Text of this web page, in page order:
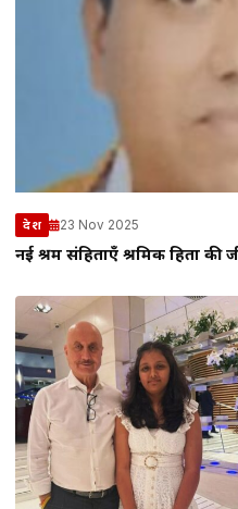
देश 23 Nov 2025
नई श्रम संहिताएँ श्रमिक हितों की